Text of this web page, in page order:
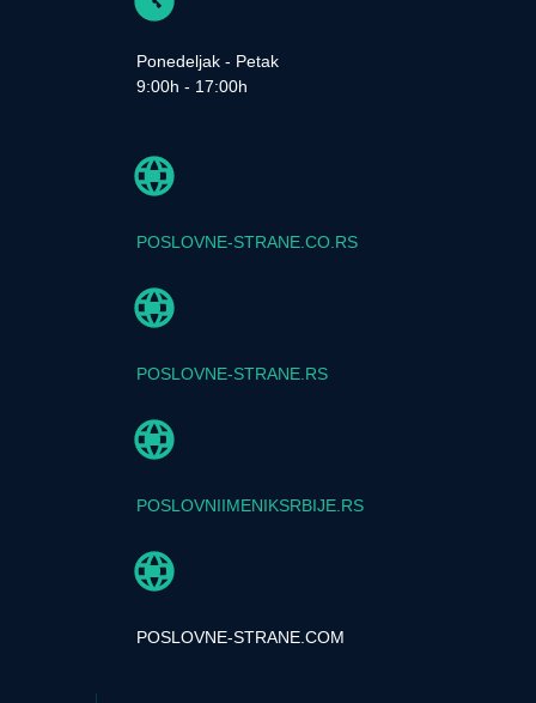
Ponedeljak - Petak
9:00h - 17:00h
POSLOVNE-STRANE.CO.RS
POSLOVNE-STRANE.RS
POSLOVNIIMENIKSRBIJE.RS
POSLOVNE-STRANE.COM